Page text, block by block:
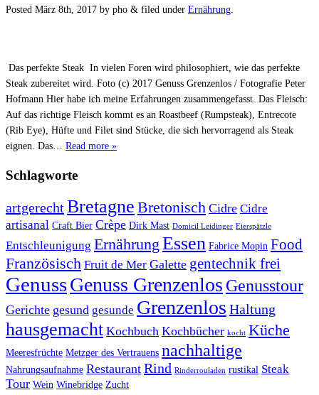
Posted März 8th, 2017 by pho & filed under Ernährung
Das perfekte Steak In vielen Foren wird philosophiert, wie das perfekte
Steak zubereitet wird. Foto (c) 2017 Genuss Grenzenlos / Fotografie Peter
Hofmann Hier habe ich meine Erfahrungen zusammengefasst. Das Fleisch:
Auf das richtige Fleisch kommt es an Roastbeef (Rumpsteak), Entrecote
(Rib Eye), Hüfte und Filet sind Stücke, die sich hervorragend als Steak
eignen. Das… Read more »
Schlagworte
artgerechtBretagne Bretonisch Cidre Cidre
artisanal Craft Bier Crèpe Dirk Mast Domicil Leidinger Eierspätzle
Entschleunigung Ernährung Essen Fabrice Mopin Food
Französisch Fruit de Mer Galette gentechnik frei
GenussGenuss Grenzenlos Genusstour
Gerichte gesund gesunde Grenzenlos Haltung
hausgemacht Kochbuch Kochbücher kocht Küche
Meeresfrüchte Metzger des Vertrauens nachhaltige
Nahrungsaufnahme Restaurant Rind Rinderrouladen rustikal Steak
Tour Wein Winebridge Zucht